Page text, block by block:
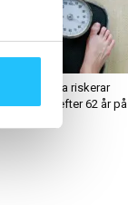
ViktVäktarna riskerar
konkurs – efter 62 år på